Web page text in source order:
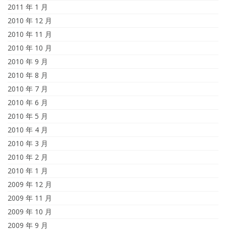
2011 年 1 月
2010 年 12 月
2010 年 11 月
2010 年 10 月
2010 年 9 月
2010 年 8 月
2010 年 7 月
2010 年 6 月
2010 年 5 月
2010 年 4 月
2010 年 3 月
2010 年 2 月
2010 年 1 月
2009 年 12 月
2009 年 11 月
2009 年 10 月
2009 年 9 月